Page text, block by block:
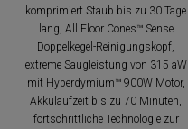
komprimiert Staub bis zu 30 Tage
lang, All Floor Cones™ Sense
Doppelkegel-Reinigungskopf,
extreme Saugleistung von 315 aW
mit Hyperdymium™ 900W Motor,
Akkulaufzeit bis zu 70 Minuten,
fortschrittliche Technologie zur